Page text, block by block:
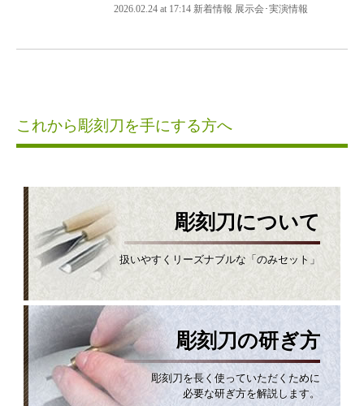
2026.02.24 at 17:14 新着情報 展示会･実演情報
これから彫刻刀を手にする方へ
彫刻刀について
扱いやすくリーズナブルな「のみセット」
彫刻刀の研ぎ方
彫刻刀を長く使っていただくために
必要な研ぎ方を解説します。